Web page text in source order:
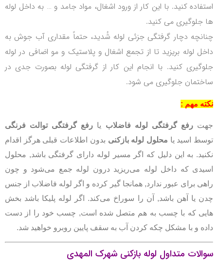
استفاده کنید. با این کار از ورود اشغال، مواد جامد و … به داخل لوله
ها جلوگیری می کنید.
چنانچه دچار گرفتگی جزئی لوله شُدید، حتماً مقداری آب جوش به
داخل لوله بریزید تا از تجمع اشغال و پلاستیک و مو اضافی در لوله
جلوگیری کنید. با انجام این کار از گرفتگی لوله بصورت جدی در
ساختمان جلوگیری می شود.
نکته مهم :
جهترفع گرفتگی لوله فاضلاب یا رفع گرفتگی توالت فرنگی
توسط اسید یا محلول لوله بازکنی بدون اطلاعات قبلی هرگز اقدام
نکنید. به این دلیل که اگر مسیر لوله دارای گرفتگی باشد, محلول
اسیدی که داخل لوله می‌ریزید درون لوله جمع می‌شود و چون
راهی برای عبور ندارد, همانجا گیر کرده و اگر لوله فاضلاب از جنس
چدن یا آهن باشد, آن را سوراخ می‌کند. اگر لوله پلیکا باشد بخش
هایی که با چسب به هم متصل شده است, چسب خود را از دست
داده و با مشکل چکه کردن آب به سقف پایین روبرو خواهید شد.
سوالات متداول لوله بازکنی شهرک المهدی